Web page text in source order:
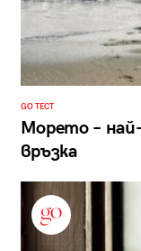
GO ТЕСТ
Морето –
връзка